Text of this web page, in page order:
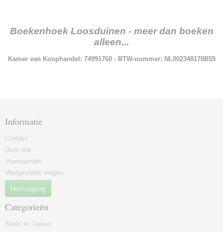
Boekenhoek Loosduinen - meer dan boeken
alleen...
Kamer van Koophandel: 74991760 - BTW-nummer: NL002348178B55
Informatie
Contact
Over ons
Voorwaarden
Veelgestelde vragen
Herroeping
Categorieën
Beeld en Geluid